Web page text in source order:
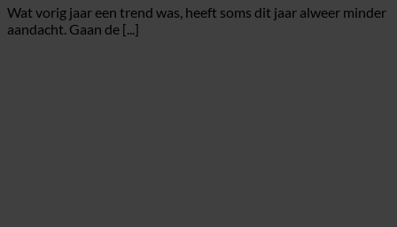
Wat vorig jaar een trend was, heeft soms dit jaar alweer minder
aandacht. Gaan de [...]